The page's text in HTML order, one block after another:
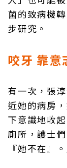
菌的致病機
步研究。
咬牙 靠意
有一次，張
近她的病房
下意識地收
廁所，護士
『她不在』。